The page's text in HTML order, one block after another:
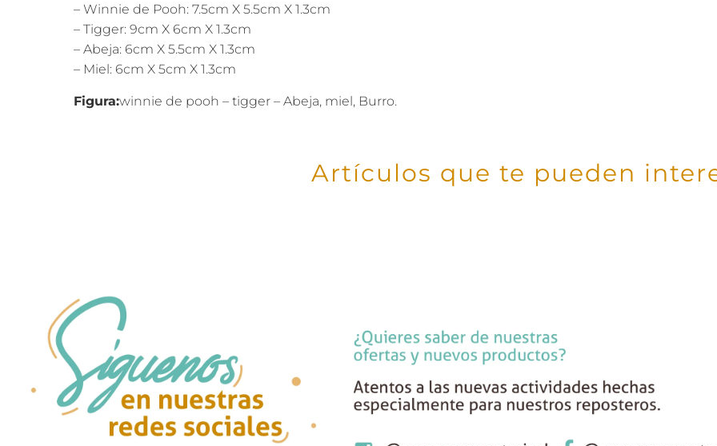
– Winnie de Pooh: 7.5cm X 5.5cm X 1.3cm
– Tigger: 9cm X 6cm X 1.3cm
– Abeja: 6cm X 5.5cm X 1.3cm
– Miel: 6cm X 5cm X 1.3cm
Figura:winnie de pooh – tigger – Abeja, miel, Burro.
Artículos que te pueden